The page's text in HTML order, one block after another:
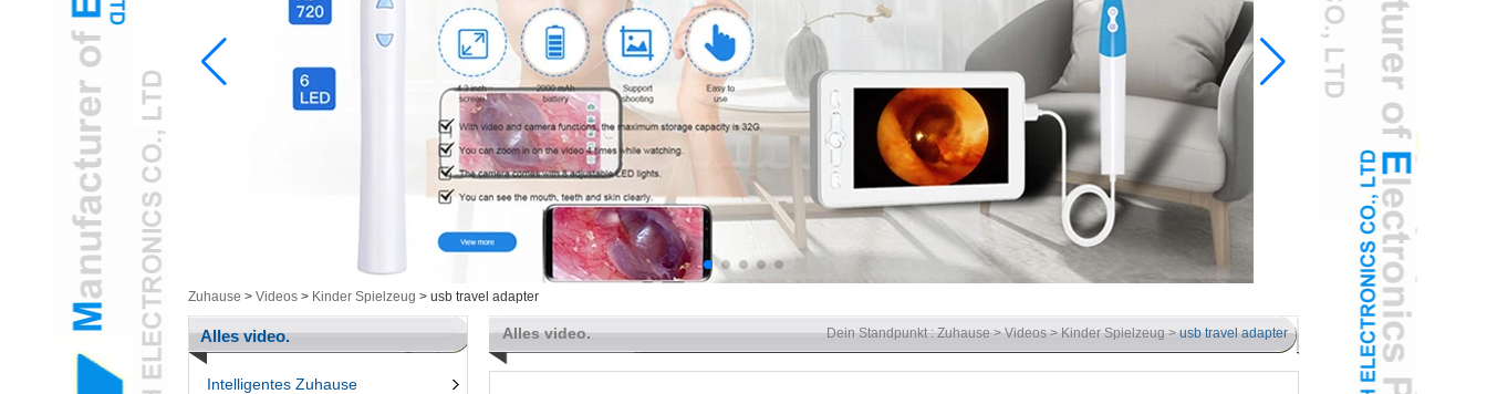
Feuchtigkeits-SensorL
Digital-Mikroskop /
Travel AdapterL
USB3.0 HUB.L
Gesundheit / Kosmetik
Intelligente ElektronikL
Zuhause > Videos > Kinder Spielzeug > usb travel adapter
Alles video.
Intelligentes Zuhause
Alles video. Dein Standpunkt :Zuhause>Videos>Kinder Spielzeug>usb travel adapter